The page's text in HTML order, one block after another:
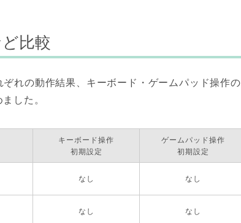
比較
ぞれの動作結果、キーボード・ゲームパッド操作の
した。
キーボード操作
初期設定
ゲームパッド操作
初期設定
なし なし
なし なし